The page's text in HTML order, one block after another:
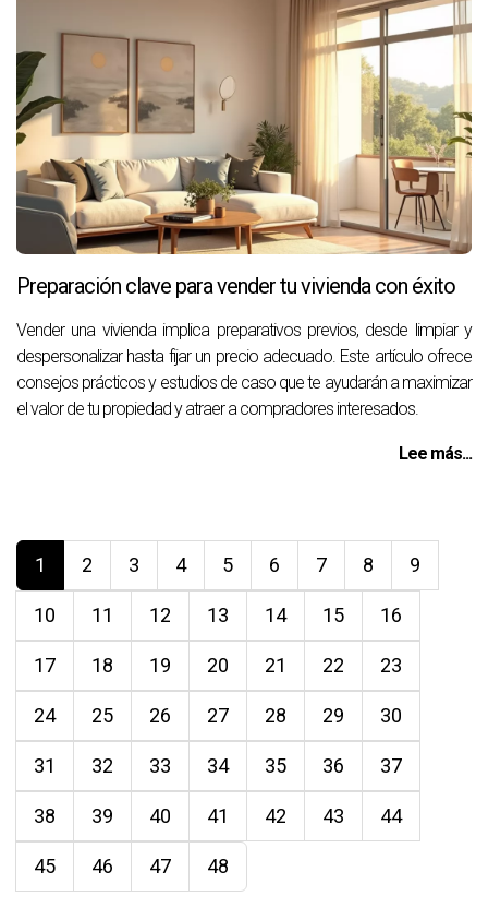
Preparación clave para vender tu vivienda con éxito
Vender una vivienda implica preparativos previos, desde limpiar y
despersonalizar hasta fijar un precio adecuado. Este artículo ofrece
consejos prácticos y estudios de caso que te ayudarán a maximizar
el valor de tu propiedad y atraer a compradores interesados.
Lee más...
1 2 3 4 5 6 7 8 9
10 11 12 13 14 15 16
17 18 19 20 21 22 23
24 25 26 27 28 29 30
31 32 33 34 35 36 37
38 39 40 41 42 43 44
45 46 47 48